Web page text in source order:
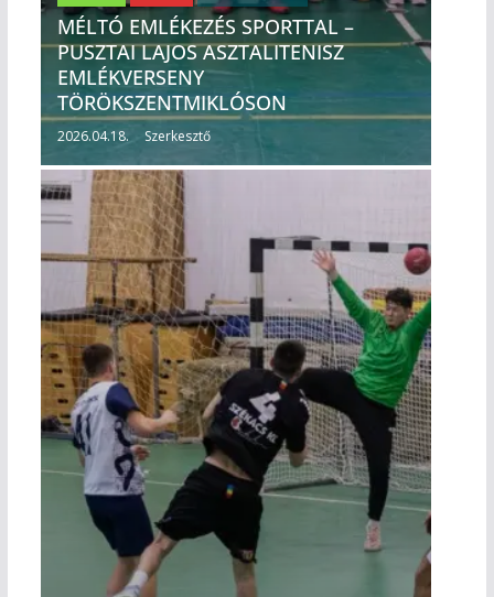
MÉLTÓ EMLÉKEZÉS SPORTTAL –
PUSZTAI LAJOS ASZTALITENISZ
EMLÉKVERSENY
TÖRÖKSZENTMIKLÓSON
2026.04.18. Szerkesztő